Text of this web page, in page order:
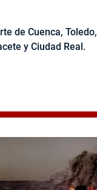
de Cuenca, Toledo,
y Ciudad Real.